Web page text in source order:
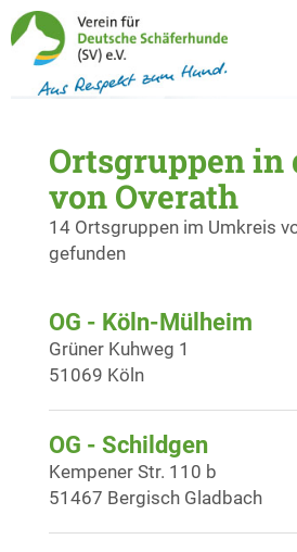
Ortsgruppen in
von Overath
14 Ortsgruppen im Umkreis
gefunden
OG - Köln-Mülheim
Grüner Kuhweg 1
51069 Köln
OG - Schildgen
Kempener Str. 110 b
51467 Bergisch Gladbach